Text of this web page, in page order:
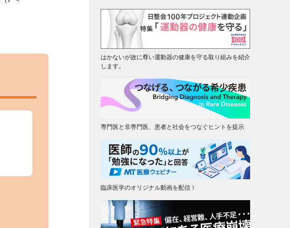
はかないが故に尊い運動器の健康を守る取り組みを紹介
します。
専門医と非専門医、患者と社会をつなぐヒントを提示
臨床医学のオリジナル動画を配信！